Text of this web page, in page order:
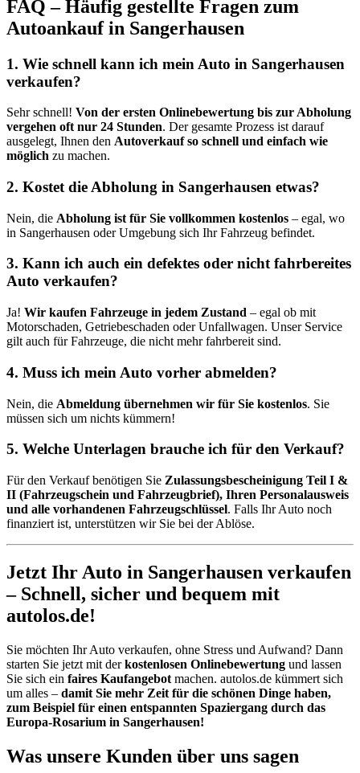
FAQ – Häufig gestellte Fragen zum
Autoankauf in Sangerhausen
1. Wie schnell kann ich mein Auto in Sangerhausen
verkaufen?
Sehr schnell! Von der ersten Onlinebewertung bis zur Abholung
vergehen oft nur 24 Stunden. Der gesamte Prozess ist darauf
ausgelegt, Ihnen den Autoverkauf so schnell und einfach wie
möglich zu machen.
2. Kostet die Abholung in Sangerhausen etwas?
Nein, die Abholung ist für Sie vollkommen kostenlos – egal, wo
in Sangerhausen oder Umgebung sich Ihr Fahrzeug befindet.
3. Kann ich auch ein defektes oder nicht fahrbereites
Auto verkaufen?
Ja! Wir kaufen Fahrzeuge in jedem Zustand – egal ob mit
Motorschaden, Getriebeschaden oder Unfallwagen. Unser Service
gilt auch für Fahrzeuge, die nicht mehr fahrbereit sind.
4. Muss ich mein Auto vorher abmelden?
Nein, die Abmeldung übernehmen wir für Sie kostenlos. Sie
müssen sich um nichts kümmern!
5. Welche Unterlagen brauche ich für den Verkauf?
Für den Verkauf benötigen Sie Zulassungsbescheinigung Teil I &
II (Fahrzeugschein und Fahrzeugbrief), Ihren Personalausweis
und alle vorhandenen Fahrzeugschlüssel. Falls Ihr Auto noch
finanziert ist, unterstützen wir Sie bei der Ablöse.
Jetzt Ihr Auto in Sangerhausen verkaufen
– Schnell, sicher und bequem mit
autolos.de!
Sie möchten Ihr Auto verkaufen, ohne Stress und Aufwand? Dann
starten Sie jetzt mit derkostenlosen Onlinebewertung und lassen
Sie sich ein faires Kaufangebot machen. autolos.de kümmert sich
um alles – damit Sie mehr Zeit für die schönen Dinge haben,
zum Beispiel für einen entspannten Spaziergang durch das
Europa-Rosarium in Sangerhausen!
Was unsere Kunden über uns sagen